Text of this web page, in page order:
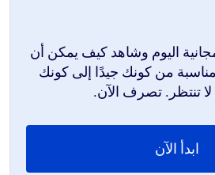
اليوم وشاهد كيف يمكن أن
من كونك جيدًا إلى كونك
تنتظر. تصرف الآن.
ابدأ الآن